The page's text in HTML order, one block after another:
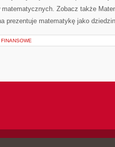
matematycznych. Zobacz także
prezentuje matematykę jako